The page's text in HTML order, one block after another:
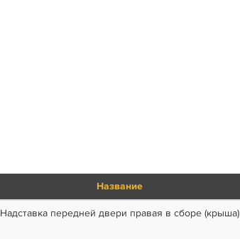
Название
Надставка передней двери правая в сборе (крыша)